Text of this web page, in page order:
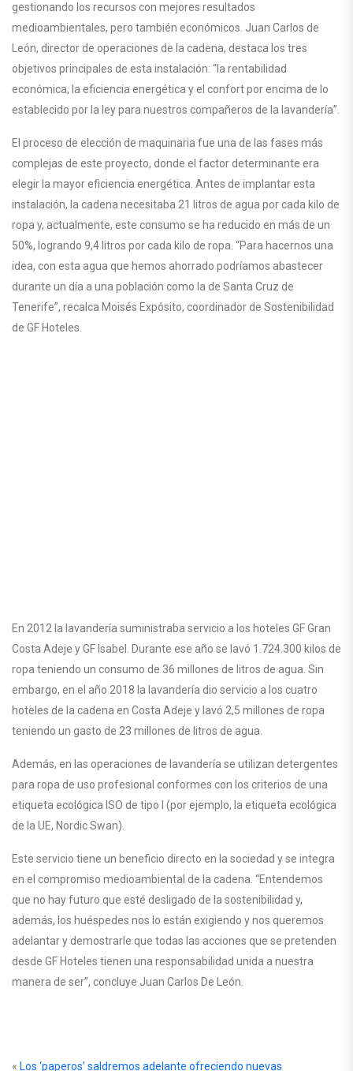
gestionando los recursos con mejores resultados
medioambientales, pero también económicos. Juan Carlos de
León, director de operaciones de la cadena, destaca los tres
objetivos principales de esta instalación: “la rentabilidad
económica, la eficiencia energética y el confort por encima de lo
establecido por la ley para nuestros compañeros de la lavandería”.
El proceso de elección de maquinaria fue una de las fases más
complejas de este proyecto, donde el factor determinante era
elegir la mayor eficiencia energética. Antes de implantar esta
instalación, la cadena necesitaba 21 litros de agua por cada kilo de
ropa y, actualmente, este consumo se ha reducido en más de un
50%, logrando 9,4 litros por cada kilo de ropa. “Para hacernos una
idea, con esta agua que hemos ahorrado podríamos abastecer
durante un día a una población como la de Santa Cruz de
Tenerife”, recalca Moisés Expósito, coordinador de Sostenibilidad
de GF Hoteles.
En 2012 la lavandería suministraba servicio a los hoteles GF Gran
Costa Adeje y GF Isabel. Durante ese año se lavó 1.724.300 kilos de
ropa teniendo un consumo de 36 millones de litros de agua. Sin
embargo, en el año 2018 la lavandería dio servicio a los cuatro
hoteles de la cadena en Costa Adeje y lavó 2,5 millones de ropa
teniendo un gasto de 23 millones de litros de agua.
Además, en las operaciones de lavandería se utilizan detergentes
para ropa de uso profesional conformes con los criterios de una
etiqueta ecológica ISO de tipo I (por ejemplo, la etiqueta ecológica
de la UE, Nordic Swan).
Este servicio tiene un beneficio directo en la sociedad y se integra
en el compromiso medioambiental de la cadena. “Entendemos
que no hay futuro que esté desligado de la sostenibilidad y,
además, los huéspedes nos lo están exigiendo y nos queremos
adelantar y demostrarle que todas las acciones que se pretenden
desde GF Hoteles tienen una responsabilidad unida a nuestra
manera de ser”, concluye Juan Carlos De León.
« Los ‘paperos’ saldremos adelante ofreciendo nuevas